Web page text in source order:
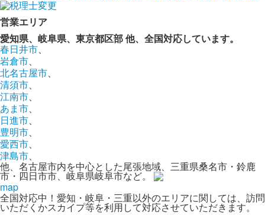
営業エリア
愛知県、岐阜県、東京都区部他、全国対応しています。
春日井市、
岩倉市、
北名古屋市、
清須市、
江南市、
あま市、
日進市、
豊明市、
愛西市、
津島市、
他、名古屋市内を中心とした尾張地域、三重県桑名市・鈴鹿
市・四日市市、岐阜県岐阜市など。
map
全国対応中！愛知・岐阜・三重以外のエリアに関しては、訪問
いただくかスカイプ等を利用して対応させていただきます。